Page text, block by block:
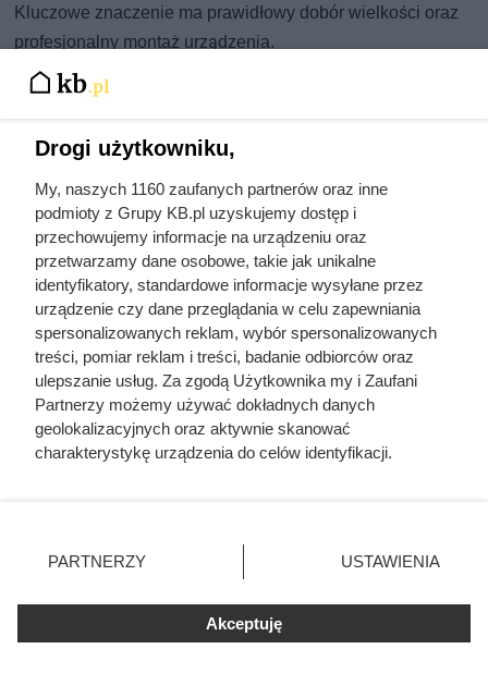
Kluczowe znaczenie ma prawidłowy dobór wielkości oraz
profesjonalny montaż urządzenia.
Klimatyzator pobiera ciepło z wnętrza mieszkania i przekazuje je
na zewnątrz, fot. studio v-zwoelf
Najdroższy błąd przy budowie kominka.
Wychodzi na jaw dopiero zimą
Drogi użytkowniku,
My, naszych 1160 zaufanych partnerów oraz inne
podmioty z Grupy KB.pl uzyskujemy dostęp i
przechowujemy informacje na urządzeniu oraz
przetwarzamy dane osobowe, takie jak unikalne
identyfikatory, standardowe informacje wysyłane przez
urządzenie czy dane przeglądania w celu zapewniania
spersonalizowanych reklam, wybór spersonalizowanych
treści, pomiar reklam i treści, badanie odbiorców oraz
ulepszanie usług. Za zgodą Użytkownika my i Zaufani
Partnerzy możemy używać dokładnych danych
geolokalizacyjnych oraz aktywnie skanować
charakterystykę urządzenia do celów identyfikacji.
zmienić/wycofać klikając przycisk ustawień prywatności
znajdujący się w lewym dolnym rogu strony. Niektóre
użytkownika, ale masz prawo sprzeciwić się takiemu
przetwarzaniu. Preferencje będą miały zastosowania tylko
PARTNERZY USTAWIENIA
Akceptuję